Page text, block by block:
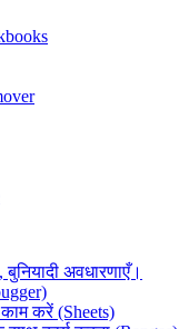
अवधारणाएँ।
करें (Sheets)